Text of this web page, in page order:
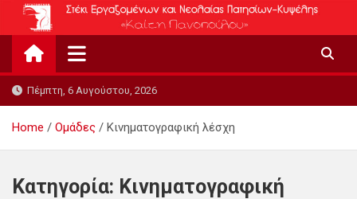
content
Πέμπτη, 6 Αυγούστου, 2026
Home Ομάδες Κινηματογραφική λέσχη
Κατηγορία: Κινηματογραφική